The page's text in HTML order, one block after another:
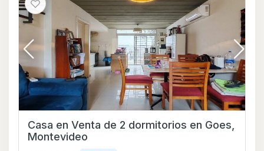
Casa en Venta de 2 dormitorios en Goes,
Montevideo